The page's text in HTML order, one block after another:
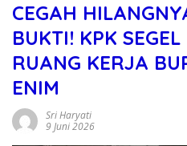
CEGAH
BUKTI! KPK
RUANG KERJA
ENIM
Sri Haryati
9 Juni 2026